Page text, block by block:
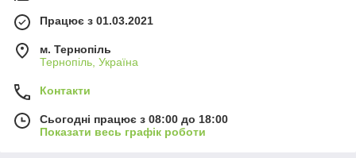
Працює з 01.03.2021
м. Тернопіль
Тернопіль, Україна
Контакти
Сьогодні працює з 08:00 до 18:00
Показати весь графік роботи